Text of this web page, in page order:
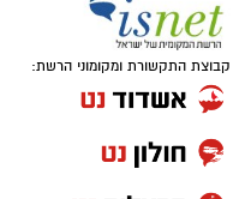
קבוצת התקשורת ומקומוני הרשת: